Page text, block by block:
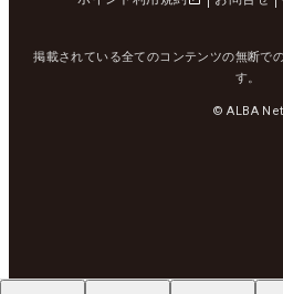
掲載されている全てのコンテンツの無断で
す。
© ALBA Net